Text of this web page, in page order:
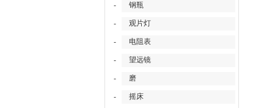
- 钢瓶
- 观片灯
- 电阻表
- 望远镜
- 磨
- 摇床